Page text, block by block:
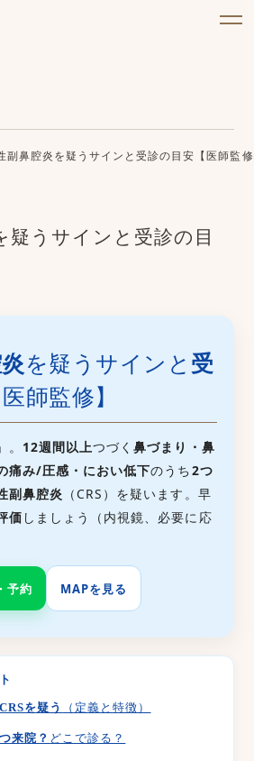
副鼻腔炎を疑うサインと受診の目安【医師監
疑うサインと受診の目
を疑うサインと 受
医師監修】
12週間以上つづく鼻づまり・鼻
痛み/圧感・におい低下のうち2つ
副鼻腔炎 （CRS）を疑います。早
価 しましょう（内視鏡、必要に応
予約 MAPを見る
CRSを疑う （定義と特徴）
来院？ どこで診る？